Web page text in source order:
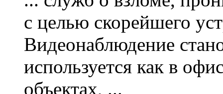
с целью скорейшего
Видеонаблюдение
используется как в
объектах, ...